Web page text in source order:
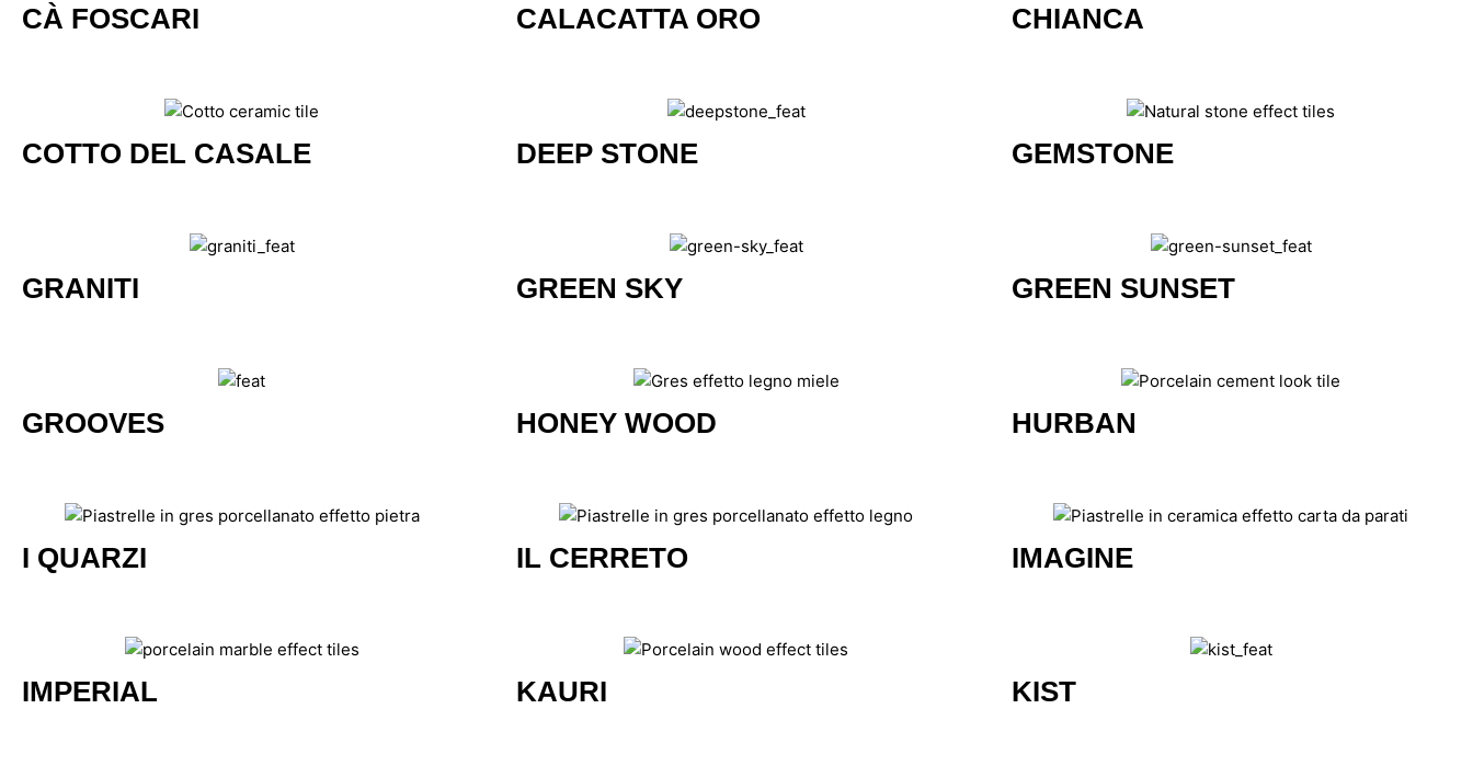
CÀ FOSCARI CALACATTA ORO CHIANCA
COTTO DEL CASALE DEEP STONE GEMSTONE
GRANITI GREEN SKY GREEN SUNSET
GROOVES HONEY WOOD HURBAN
I QUARZI IL CERRETO IMAGINE
IMPERIAL KAURI KIST